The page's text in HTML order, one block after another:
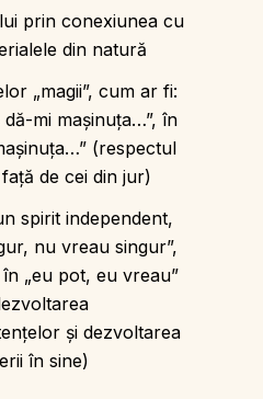
prin conexiunea cu
din natură
„magii”, cum ar fi:
dă-mi mașinuța…”, în
(respectul
de cei din jur)
spirit independent,
nu vreau singur”,
„eu pot, eu vreau”
şi dezvoltarea
în sine)